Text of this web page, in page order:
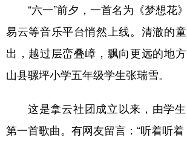
“六一”前夕，一首名为《梦想花
易云等音乐平台悄然上线。清澈的
出，越过层峦叠嶂，飘向更远的地
山县骡坪小学五年级学生张瑞雪。
这是拿云社团成立以来，由学
第一首歌曲。有网友留言：“听着听